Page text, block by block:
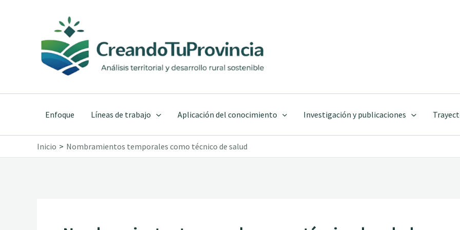
contenido
Enfoque Líneas de trabajo Aplicación del conocimiento Investigación y publicaciones
Inicio Nombramientos temporales como técnico de salud